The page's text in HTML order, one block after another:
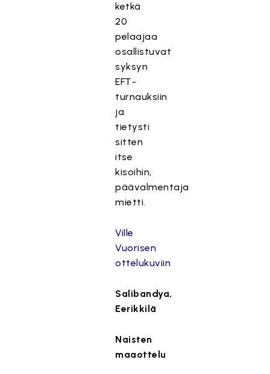
ketkä
20
pelaajaa
osallistuvat
syksyn
EFT-
turnauksiin
ja
tietysti
sitten
itse
kisoihin,
päävalmentaja
mietti.
Ville
Vuorisen
ottelukuviin
Salibandya,
Eerikkilä
Naisten
maaottelu